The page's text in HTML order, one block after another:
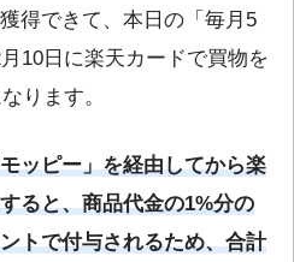
得できて、本日の「毎月5
10日に楽天カードで買物を
ります。
ッピー」を経由してから楽
ると、商品代金の1%分の
トで付与されるため、合計